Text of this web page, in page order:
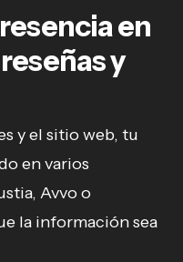
en
y
y el sitio web, tu
en varios
Avvo o
la información sea